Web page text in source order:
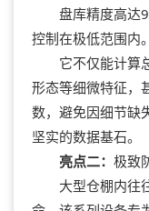
盘库精度高达
控制在极低范围内。
它不仅能计算总
形态等细微特征，
数，避免因细节缺
坚实的数据基石。
亮点二： 极致
大型仓棚内往往